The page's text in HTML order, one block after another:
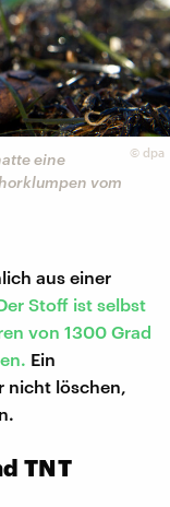
© dpa
eine
vom
aus einer
Stoff ist selbst
von 1300 Grad
Ein
nicht löschen,
TNT